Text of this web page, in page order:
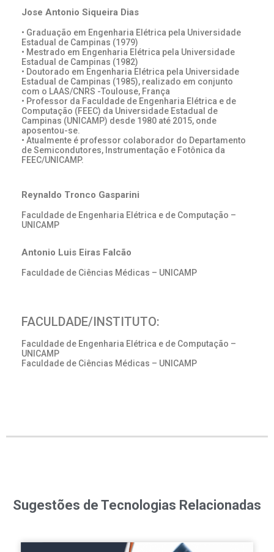
Jose Antonio Siqueira Dias
• Graduação em Engenharia Elétrica pela Universidade
Estadual de Campinas (1979)
• Mestrado em Engenharia Elétrica pela Universidade
Estadual de Campinas (1982)
• Doutorado em Engenharia Elétrica pela Universidade
Estadual de Campinas (1985), realizado em conjunto
com o LAAS/CNRS -Toulouse, França
• Professor da Faculdade de Engenharia Elétrica e de
Computação (FEEC) da Universidade Estadual de
Campinas (UNICAMP) desde 1980 até 2015, onde
aposentou-se.
• Atualmente é professor colaborador do Departamento
de Semicondutores, Instrumentação e Fotônica da
FEEC/UNICAMP.
Reynaldo Tronco Gasparini
Faculdade de Engenharia Elétrica e de Computação –
UNICAMP
Antonio Luis Eiras Falcão
Faculdade de Ciências Médicas – UNICAMP
FACULDADE/INSTITUTO:
Faculdade de Engenharia Elétrica e de Computação –
UNICAMP
Faculdade de Ciências Médicas – UNICAMP
Sugestões de Tecnologias Relacionadas